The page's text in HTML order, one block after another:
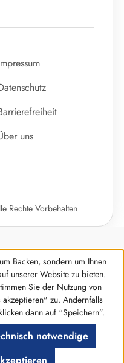
uns
Rechte Vorbehalten
Backen, sondern um Ihnen
unserer Website zu bieten.
Sie der Nutzung von
zu. Andernfalls
dann auf “Speichern”.
notwendige